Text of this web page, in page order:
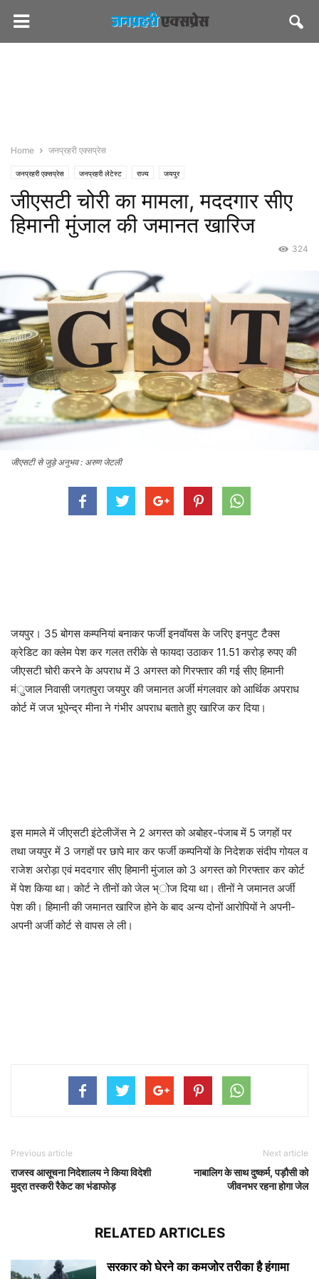
Home जनप्रहरी एक्सप्रेस
जनप्रहरी एक्सप्रेस जनप्रहरी लेटेस्ट राज्य जयपुर
जीएसटी चोरी का मामला, मददगार सीए
हिमानी मुंजाल की जमानत खारिज
324
जीएसटी से जुड़े अनुभव : अरुण जेटली
जयपुर। 35 बोगस कम्पनियां बनाकर फर्जी इनवॉयस के जरिए इनपुट टैक्स
क्रेडिट का क्लेम पेश कर गलत तरीके से फायदा उठाकर 11.51 करोड़ रुपए की
जीएसटी चोरी करने के अपराध में 3 अगस्त को गिरफ्तार की गई सीए हिमानी
मंुजाल निवासी जगतपुरा जयपुर की जमानत अर्जी मंगलवार को आर्थिक अपराध
कोर्ट में जज भूपेन्द्र मीना ने गंभीर अपराध बताते हुए खारिज कर दिया।
इस मामले में जीएसटी इंटेलीजेंस ने 2 अगस्त को अबोहर-पंजाब में 5 जगहों पर
तथा जयपुर में 3 जगहों पर छापे मार कर फर्जी कम्पनियों के निदेशक संदीप गोयल व
राजेश अरोड़ा एवं मददगार सीए हिमानी मुंजाल को 3 अगस्त को गिरफ्तार कर कोर्ट
में पेश किया था। कोर्ट ने तीनों को जेल भ्ोज दिया था। तीनों ने जमानत अर्जी
पेश की। हिमानी की जमानत खारिज होने के बाद अन्य दोनों आरोपियों ने अपनी-
अपनी अर्जी कोर्ट से वापस ले ली।
Previous article
राजस्व आसूचना निदेशालय ने किया विदेशी
मुद्रा तस्करी रैकेट का भंडाफोड़
Next article
नाबालिग के साथ दुष्कर्म, पड़ौसी को
जीवनभर रहना होगा जेल
RELATED ARTICLES
सरकार को घेरने का कमजोर तरीका है हंगामा